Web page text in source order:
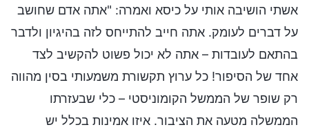
אשתי הושיבה אותי על כיסא ואמרה: "אתה אדם שחושב
על דברים לעומק. אתה חייב להתייחס לזה בהיגיון ולדבר
בהתאם לעובדות – אתה לא יכול פשוט להקשיב לצד
אחד של הסיפור! כל ערוץ תקשורת משמעותי בסין מהווה
רק שופר של הממשל הקומוניסטי – כלי שבעזרתו
הממשלה מטעה את הציבור. איזו אמינות בכלל יש